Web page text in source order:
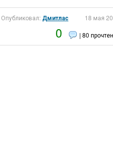
Опубликовал: Дмитлас 18 мая
0 | 80